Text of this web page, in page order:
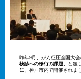
昨年9月、がん征圧全国大
検診への移行の課題」
と題
に 、神戸市内で開催されま